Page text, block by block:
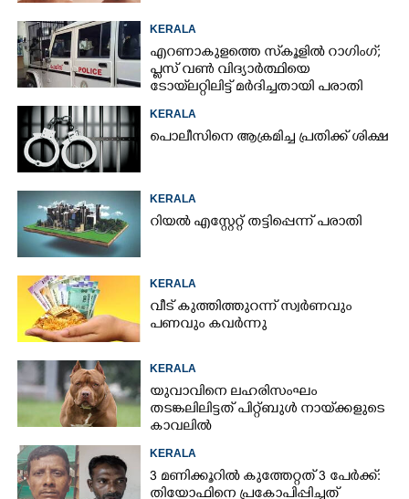
KERALA
എറണാകുളത്തെ സ്‌കൂളിൽ റാഗിംഗ്;
പ്ലസ് വൺ വിദ്യാർത്ഥിയെ
ടോയ്‌ലറ്റിലിട്ട് മർദിച്ചതായി പരാതി
KERALA
പൊലീസിനെ ആക്രമിച്ച പ്രതിക്ക് ശിക്ഷ
KERALA
റിയൽ എസ്റ്റേറ്റ് തട്ടിപ്പെന്ന് പരാതി
KERALA
വീട് കുത്തിത്തുറന്ന് സ്വർണവും
പണവും കവർന്നു
KERALA
യുവാവിനെ ലഹരിസംഘം
തടങ്കലിലിട്ടത് പിറ്റ്ബുൾ നായ്‌ക്കളുടെ
കാവലിൽ
KERALA
3 മണിക്കൂറിൽ കുത്തേറ്റത് 3 പേർക്ക്:
തിയോഫിനെ പ്രകോപിപ്പിച്ചത്